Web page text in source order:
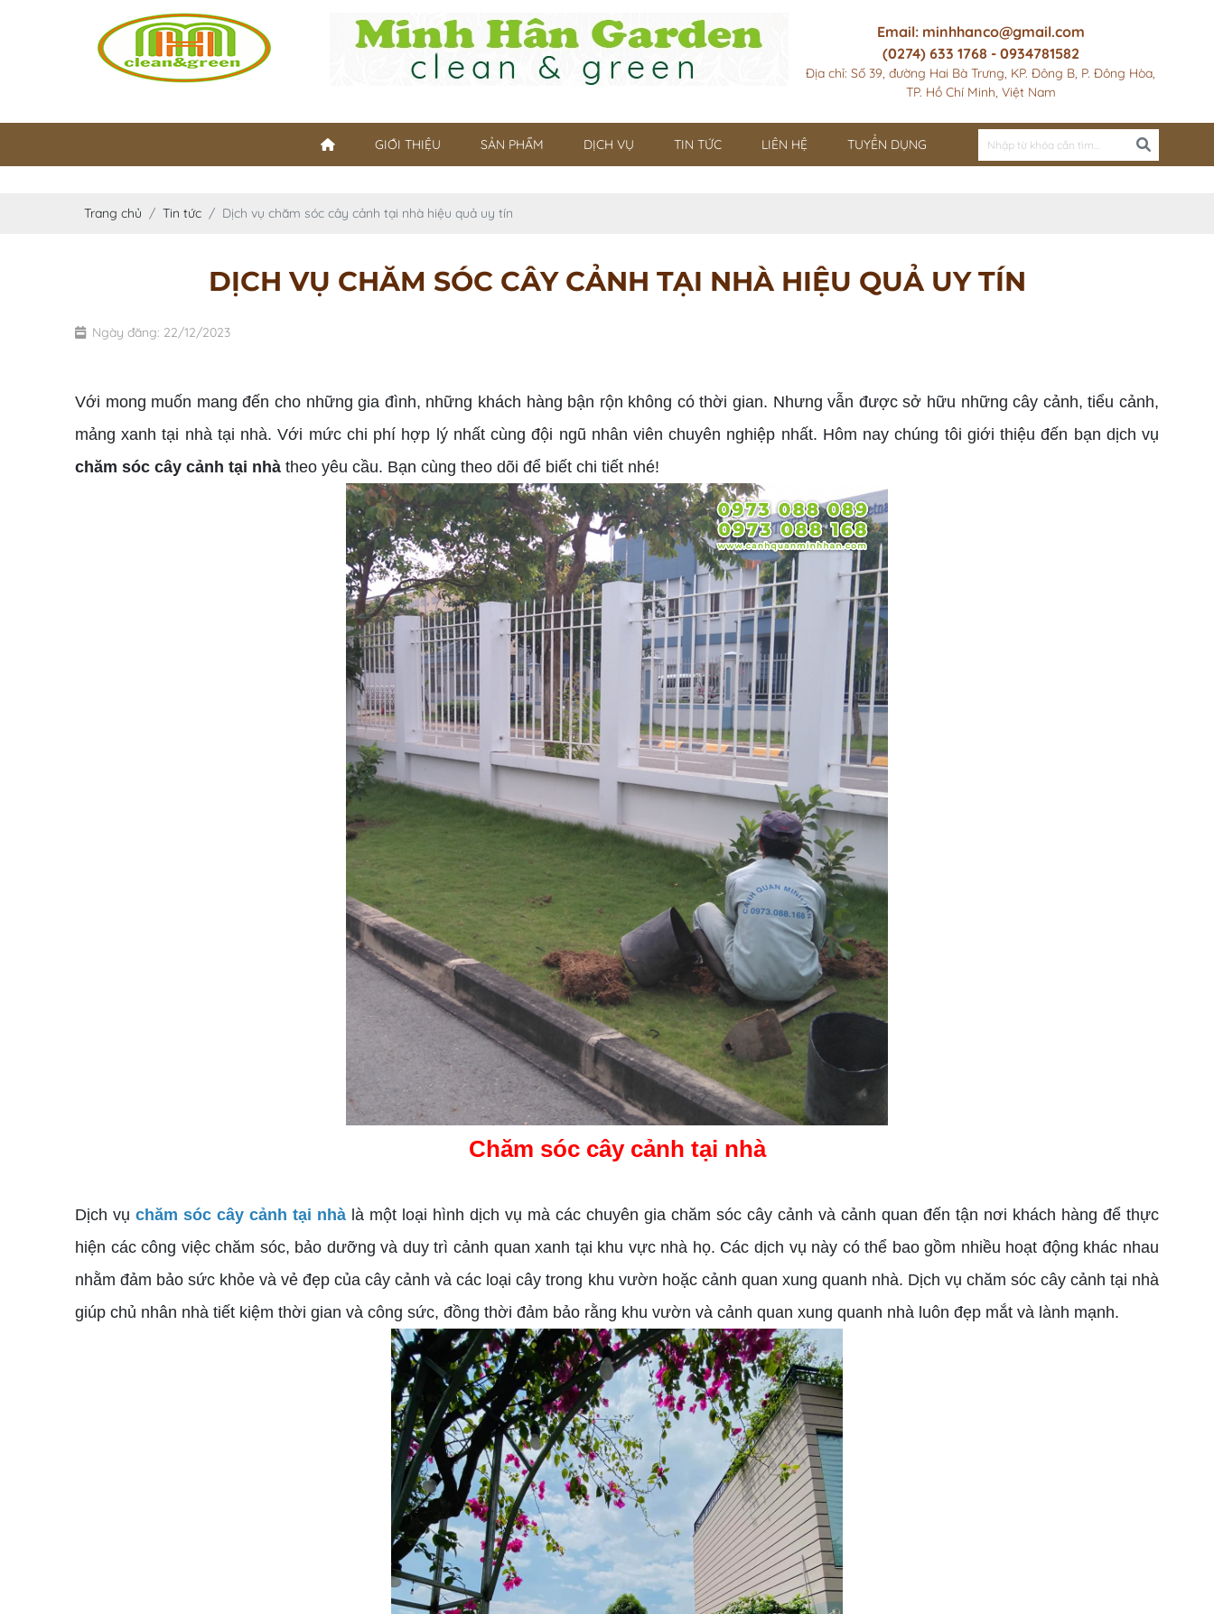
Email: minhhanco@gmail.com
(0274) 633 1768 - 0934781582
Địa chỉ: Số 39, đường Hai Bà Trưng, KP. Đông B, P. Đông Hòa,
TP. Hồ Chí Minh, Việt Nam
GIỚI THIỆU SẢN PHẨM DỊCH VỤ TIN TỨC LIÊN HỆ TUYỂN DỤNG
Trang chủ Tin tức Dịch vụ chăm sóc cây cảnh tại nhà hiệu quả uy tín
DỊCH VỤ CHĂM SÓC CÂY CẢNH TẠI NHÀ HIỆU QUẢ UY TÍN
Ngày đăng: 22/12/2023
Với mong muốn mang đến cho những gia đình, những khách hàng bận rộn không có thời gian. Nhưng vẫn được sở hữu những cây cảnh, tiểu cảnh,
mảng xanh tại nhà tại nhà. Với mức chi phí hợp lý nhất cùng đội ngũ nhân viên chuyên nghiệp nhất. Hôm nay chúng tôi giới thiệu đến bạn dịch vụ
chăm sóc cây cảnh tại nhà theo yêu cầu. Bạn cùng theo dõi để biết chi tiết nhé!
Chăm sóc cây cảnh tại nhà
Dịch vụ chăm sóc cây cảnh tại nhà là một loại hình dịch vụ mà các chuyên gia chăm sóc cây cảnh và cảnh quan đến tận nơi khách hàng để thực
hiện các công việc chăm sóc, bảo dưỡng và duy trì cảnh quan xanh tại khu vực nhà họ. Các dịch vụ này có thể bao gồm nhiều hoạt động khác nhau
nhằm đảm bảo sức khỏe và vẻ đẹp của cây cảnh và các loại cây trong khu vườn hoặc cảnh quan xung quanh nhà. Dịch vụ chăm sóc cây cảnh tại nhà
giúp chủ nhân nhà tiết kiệm thời gian và công sức, đồng thời đảm bảo rằng khu vườn và cảnh quan xung quanh nhà luôn đẹp mắt và lành mạnh.